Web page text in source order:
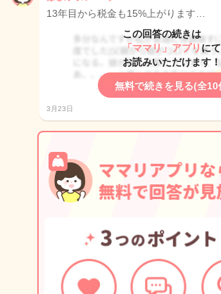
13年目から税金も15%上がります…
この回答の続きは
「ママリ」アプリ にて
お読みいただけます！
無料で続きを見る(全10
3月23日